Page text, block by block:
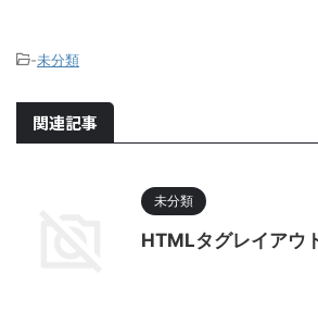
-未分類
関連記事
未分類
HTMLタグレイアウ